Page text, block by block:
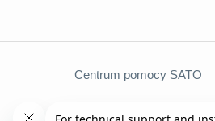
Centrum pomocy SATO